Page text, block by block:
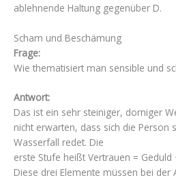
ablehnende Haltung gegenüber D.
Scham und Beschämung
Frage:
Wie thematisiert man sensible und
Antwort:
Das ist ein sehr steiniger, dorniger
nicht erwarten, dass sich die
Wasserfall redet. Die
erste Stufe heißt Vertrauen = Geduld
Diese drei Elemente müssen bei der